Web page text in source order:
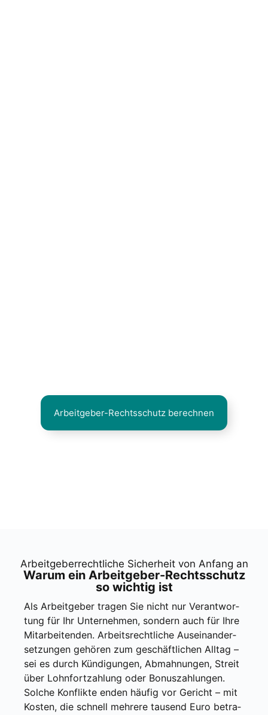
Arbeit­ge­ber-Rechts­schutz berech­nen
Arbeit­ge­ber­recht­li­che Sicher­heit von Anfang an
War­um ein Arbeit­ge­ber-Rechts­schutz
so wich­tig ist
Als Arbeit­ge­ber tra­gen Sie nicht nur Ver­ant­wor­
tung für Ihr Unter­neh­men, son­dern auch für Ihre
Mit­ar­bei­ten­den. Arbeits­recht­li­che Aus­ein­an­der­
set­zun­gen gehö­ren zum geschäft­li­chen All­tag –
sei es durch Kün­di­gun­gen, Abmah­nun­gen, Streit
über Lohn­fort­zah­lung oder Bonus­zah­lun­gen.
Sol­che Kon­flik­te enden häu­fig vor Gericht – mit
Kos­ten, die schnell meh­re­re tau­send Euro betra­